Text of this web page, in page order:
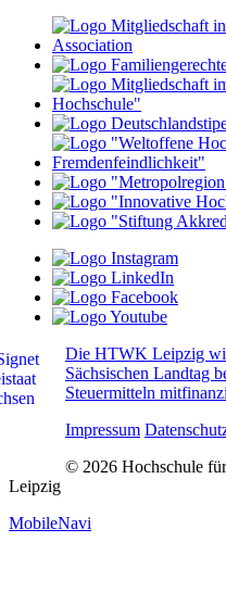
Die HTWK Leipzig
Sächsischen Landtag
Steuermitteln
Impressum
© 2026 Hochschule
Leipzig
MobileNavi